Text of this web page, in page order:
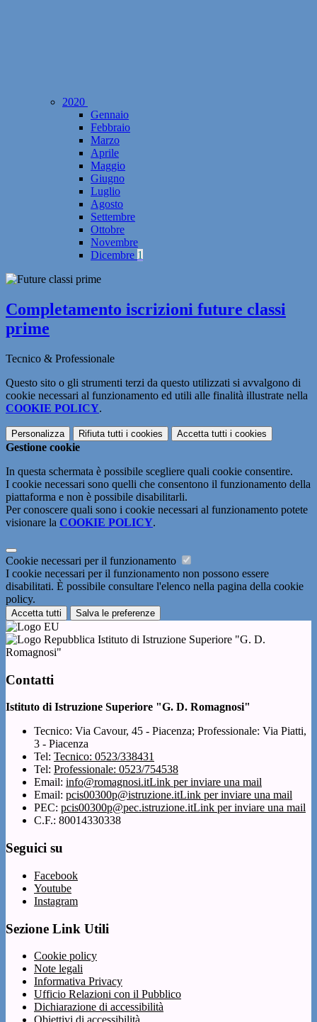
2020
Gennaio
Febbraio
Marzo
Aprile
Maggio
Giugno
Luglio
Agosto
Settembre
Ottobre
Novembre
Dicembre 1
Completamento iscrizioni future classi
prime
Tecnico & Professionale
Questo sito o gli strumenti terzi da questo utilizzati si avvalgono di
cookie necessari al funzionamento ed utili alle finalità illustrate nella
COOKIE POLICY.
Personalizza Rifiuta tutti i cookies Accetta tutti i cookies
Gestione cookie
In questa schermata è possibile scegliere quali cookie consentire.
I cookie necessari sono quelli che consentono il funzionamento della
piattaforma e non è possibile disabilitarli.
Per conoscere quali sono i cookie necessari al funzionamento potete
visionare la COOKIE POLICY.
Cookie necessari per il funzionamento
I cookie necessari per il funzionamento non possono essere
disabilitati. È possibile consultare l'elenco nella pagina della cookie
policy.
Accetta tutti Salva le preferenze
Istituto di Istruzione Superiore "G. D.
Romagnosi"
Contatti
Istituto di Istruzione Superiore "G. D. Romagnosi"
Tecnico: Via Cavour, 45 - Piacenza; Professionale: Via Piatti,
3 - Piacenza
Tel: Tecnico: 0523/338431
Tel: Professionale: 0523/754538
Email: info@romagnosi.itLink per inviare una mail
Email: pcis00300p@istruzione.itLink per inviare una mail
PEC: pcis00300p@pec.istruzione.itLink per inviare una mail
C.F.: 80014330338
Seguici su
Facebook
Youtube
Instagram
Sezione Link Utili
Cookie policy
Note legali
Informativa Privacy
Ufficio Relazioni con il Pubblico
Dichiarazione di accessibilità